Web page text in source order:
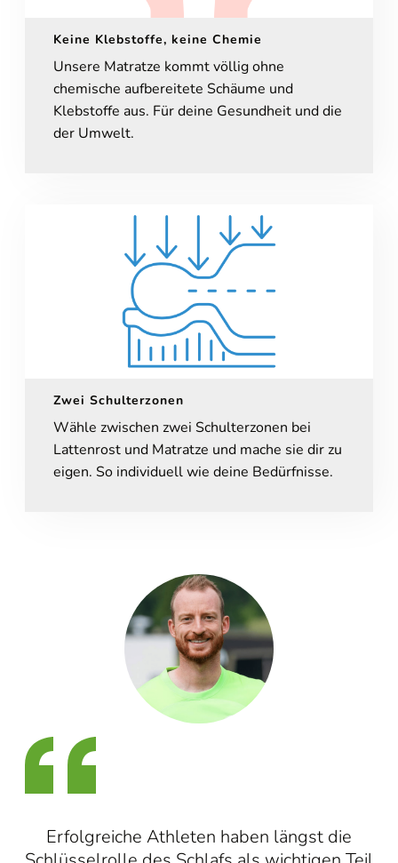
Keine Klebstoffe, keine Chemie
Unsere Matratze kommt völlig ohne
chemische aufbereitete Schäume und
Klebstoffe aus. Für deine Gesundheit und die
der Umwelt.
Zwei Schulterzonen
Wähle zwischen zwei Schulterzonen bei
Lattenrost und Matratze und mache sie dir zu
eigen. So individuell wie deine Bedürfnisse.
Erfolgreiche Athleten haben längst die